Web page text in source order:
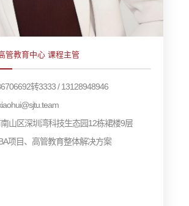
管教育中心 课程主管
转3333 / 13128948946
山区深圳湾科技生态园12栋裙楼9层
项目、高管教育整体解决方案